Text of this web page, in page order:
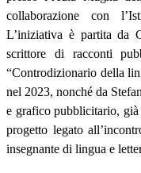
collaborazione con
L’iniziativa è partita da
scrittore di racconti
“Controdizionario della
nel 2023, nonché da
e grafico pubblicitario,
progetto legato
insegnante di lingua e